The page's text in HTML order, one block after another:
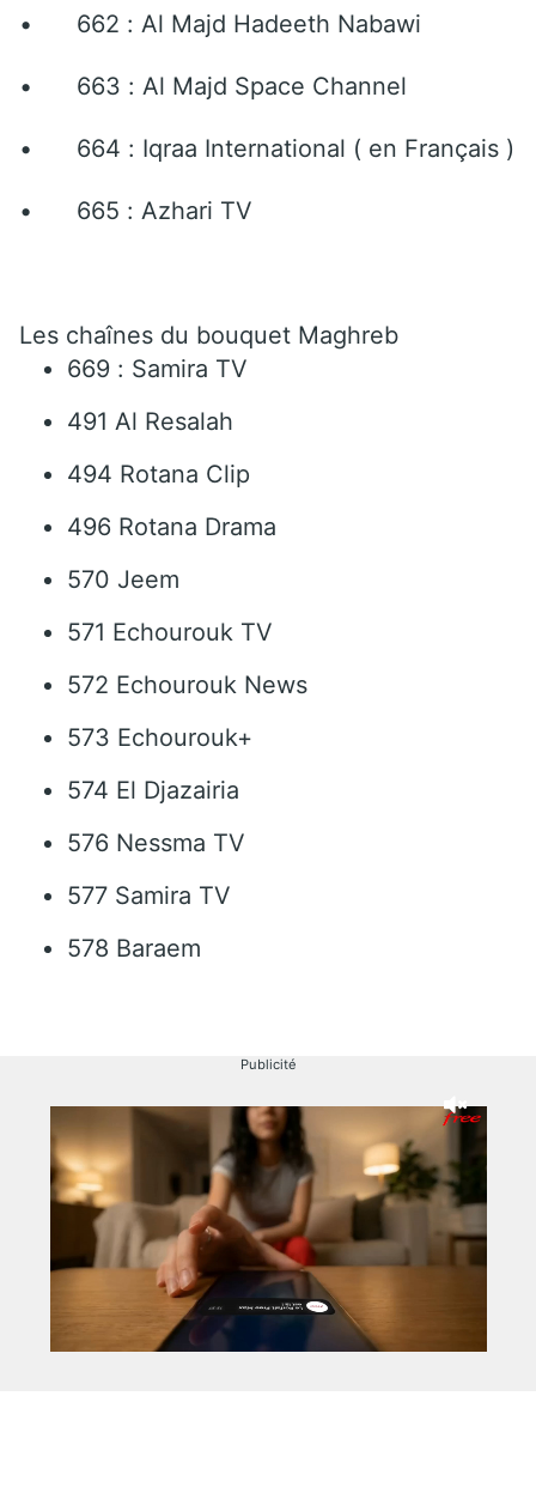
• 662 : Al Majd Hadeeth Nabawi
• 663 : Al Majd Space Channel
• 664 : Iqraa International ( en Français )
• 665 : Azhari TV
Les chaînes du bouquet Maghreb
669 : Samira TV
491 Al Resalah
494 Rotana Clip
496 Rotana Drama
570 Jeem
571 Echourouk TV
572 Echourouk News
573 Echourouk+
574 El Djazairia
576 Nessma TV
577 Samira TV
578 Baraem
Publicité